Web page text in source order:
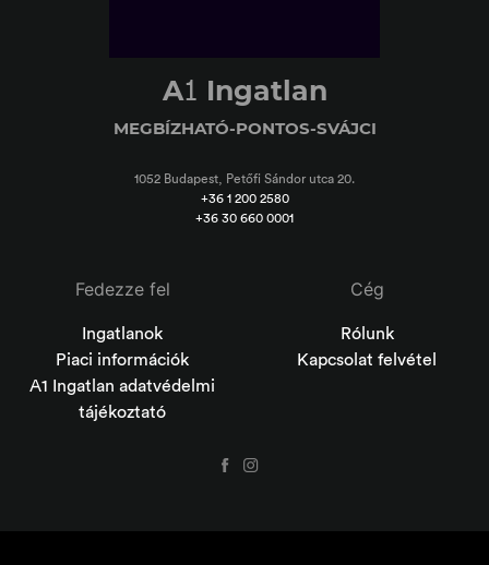
A1 Ingatlan
MEGBÍZHATÓ-PONTOS-SVÁJCI
1052 Budapest, Petőfi Sándor utca 20.
+36 1 200 2580
+36 30 660 0001
Fedezze fel
Ingatlanok
Piaci információk
A1 Ingatlan adatvédelmi
tájékoztató
Cég
Rólunk
Kapcsolat felvétel